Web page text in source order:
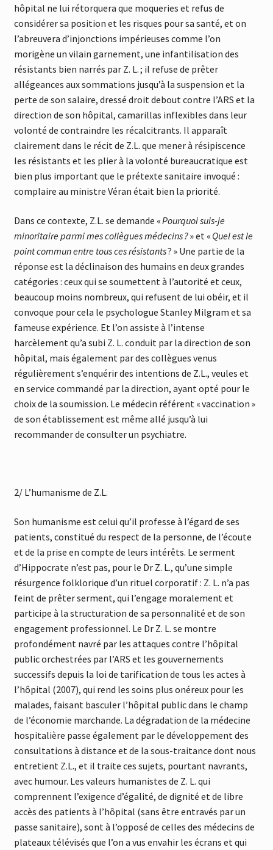
hôpital ne lui rétorquera que moqueries et refus de
considérer sa position et les risques pour sa santé, et on
l’abreuvera d’injonctions impérieuses comme l’on
morigène un vilain garnement, une infantilisation des
résistants bien narrés par Z. L. ; il refuse de prêter
allégeances aux sommations jusqu’à la suspension et la
perte de son salaire, dressé droit debout contre l’ARS et la
direction de son hôpital, camarillas inflexibles dans leur
volonté de contraindre les récalcitrants. Il apparaît
clairement dans le récit de Z.L. que mener à résipiscence
les résistants et les plier à la volonté bureaucratique est
bien plus important que le prétexte sanitaire invoqué :
complaire au ministre Véran était bien la priorité.
Dans ce contexte, Z.L. se demande «Pourquoi suis-je
minoritaire parmi mes collègues médecins?» et « Quel est le
point commun entre tous ces résistants? » Une partie de la
réponse est la déclinaison des humains en deux grandes
catégories : ceux qui se soumettent à l’autorité et ceux,
beaucoup moins nombreux, qui refusent de lui obéir, et il
convoque pour cela le psychologue Stanley Milgram et sa
fameuse expérience. Et l’on assiste à l’intense
harcèlement qu’a subi Z. L. conduit par la direction de son
hôpital, mais également par des collègues venus
régulièrement s’enquérir des intentions de Z.L., veules et
en service commandé par la direction, ayant opté pour le
choix de la soumission. Le médecin référent « vaccination »
de son établissement est même allé jusqu’à lui
recommander de consulter un psychiatre.
2/ L’humanisme de Z.L.
Son humanisme est celui qu’il professe à l’égard de ses
patients, constitué du respect de la personne, de l’écoute
et de la prise en compte de leurs intérêts. Le serment
d’Hippocrate n’est pas, pour le Dr Z. L., qu’une simple
résurgence folklorique d’un rituel corporatif : Z. L. n’a pas
feint de prêter serment, qui l’engage moralement et
participe à la structuration de sa personnalité et de son
engagement professionnel. Le Dr Z. L. se montre
profondément navré par les attaques contre l’hôpital
public orchestrées par l’ARS et les gouvernements
successifs depuis la loi de tarification de tous les actes à
l’hôpital (2007), qui rend les soins plus onéreux pour les
malades, faisant basculer l’hôpital public dans le champ
de l’économie marchande. La dégradation de la médecine
hospitalière passe également par le développement des
consultations à distance et de la sous-traitance dont nous
entretient Z.L., et il traite ces sujets, pourtant navrants,
avec humour. Les valeurs humanistes de Z. L. qui
comprennent l’exigence d’égalité, de dignité et de libre
accès des patients à l’hôpital (sans être entravés par un
passe sanitaire), sont à l’opposé de celles des médecins de
plateaux télévisés que l’on a vus envahir les écrans et qui